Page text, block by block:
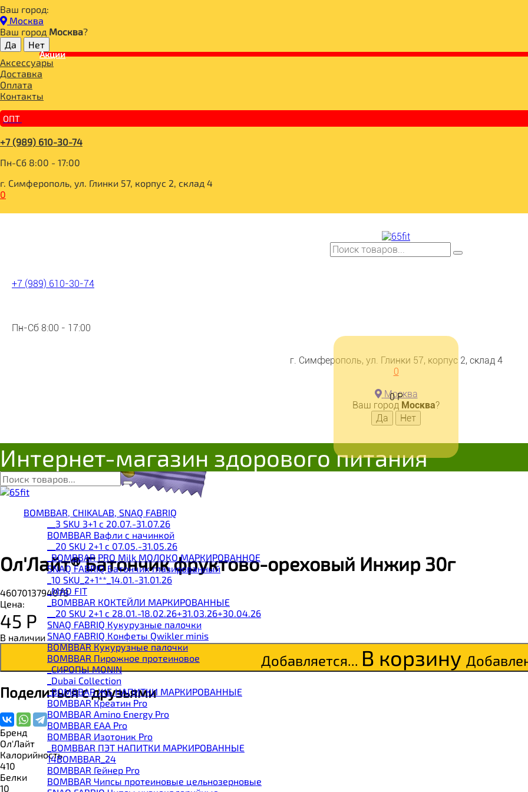
Ваш город:
Москва
Ваш город Москва?
Акции
Аксессуары
Доставка
Оплата
Контакты
ОПТ
+7 (989) 610-30-74
Пн-Сб 8:00 - 17:00
г. Симферополь, ул. Глинки 57, корпус 2, склад 4
0
+7 (989) 610-30-74
Пн-Сб 8:00 - 17:00
г. Симферополь, ул. Глинки 57, корпус 2, склад 4
0
0Р
Москва
Ваш город Москва?
Интернет-магазин здорового питания
BOMBBAR, CHIKALAB, SNAQ FABRIQ
__3 SKU 3+1 с 20.07.-31.07.26
BOMBBAR Вафли с начинкой
__20 SKU 2+1 с 07.05.-31.05.26
_BOMBBAR PRO Milk МОЛОКО МАРКИРОВАННОЕ
SNAQ FABRIQ Батончик глазированный
_10 SKU_2+1**_14.01.-31.01.26
_MAD FIT
_BOMBBAR КОКТЕЙЛИ МАРКИРОВАННЫЕ
__20 SKU 2+1 с 28.01.-18.02.26+31.03.26+30.04.26
SNAQ FABRIQ Кукурузные палочки
SNAQ FABRIQ Конфеты Qwikler minis
BOMBBAR Кукурузные палочки
BOMBBAR Пирожное протеиновое
_CИРОПЫ MONIN
_Dubai Collection
_BOMBBAR ЖБ НАПИТКИ МАРКИРОВАННЫЕ
BOMBBAR Креатин Pro
BOMBBAR Amino Energy Pro
BOMBBAR EAA Pro
BOMBBAR Изотоник Pro
_BOMBBAR ПЭТ НАПИТКИ МАРКИРОВАННЫЕ
14BOMBBAR_24
BOMBBAR Гейнер Pro
BOMBBAR Чипсы протеиновые цельнозерновые
Главная
ДЛЯ ЗДОРОВОГО ПИТАНИЯ
СЛАДОСТИ И СНЕКИ
СНЭКИ И БАТОНЧИКИ
Ол'Лайт® Батончик фруктово-ореховый Инжир 30г
Ол'Лайт® Батончик фруктово-ореховый Инжир 30г
4607013794078
Цена:
45 Р
В наличии
Добавляется... В корзину
Поделиться с друзьями
Бренд
Ол'Лайт
Калорийность
410
Белки
10